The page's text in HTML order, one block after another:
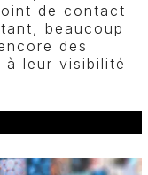
de contact
beaucoup
des
à leur visibilité